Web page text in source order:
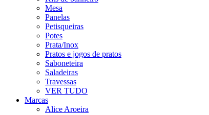
Mesa
Panelas
Petisqueiras
Potes
Prata/Inox
Pratos e jogos de pratos
Saboneteira
Saladeiras
Travessas
VER TUDO
Marcas
Alice Aroeira